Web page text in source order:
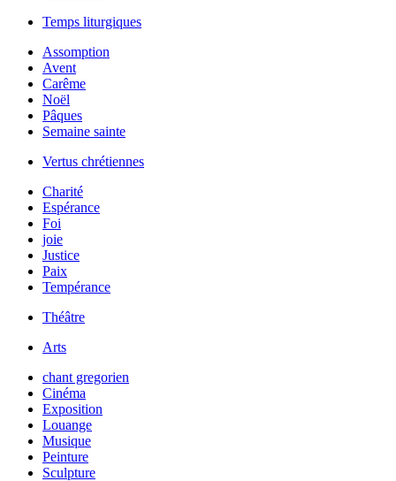
Temps liturgiques
Assomption
Avent
Carême
Noël
Pâques
Semaine sainte
Vertus chrétiennes
Charité
Espérance
Foi
joie
Justice
Paix
Tempérance
Théâtre
Arts
chant gregorien
Cinéma
Exposition
Louange
Musique
Peinture
Sculpture